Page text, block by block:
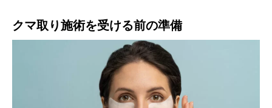
クマ取り施術を受ける前の準備